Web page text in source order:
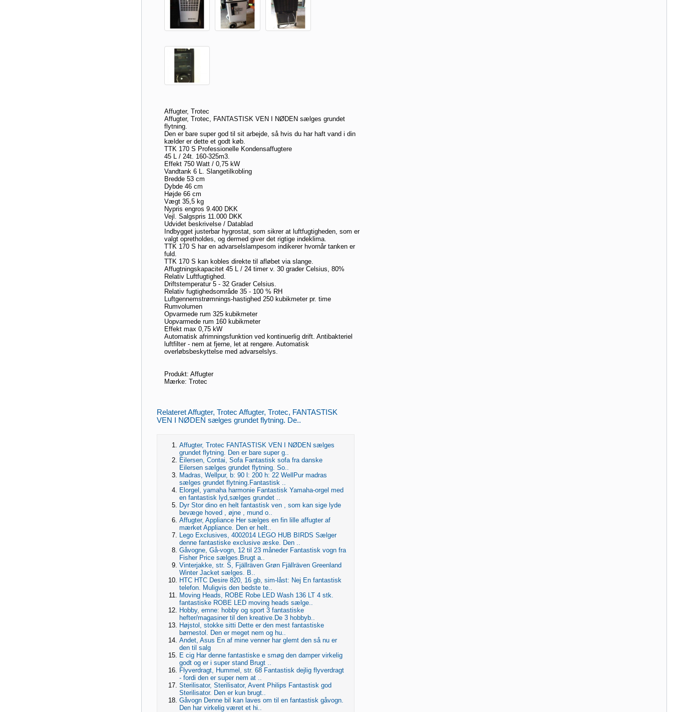
Affugter, Trotec
Affugter, Trotec, FANTASTISK VEN I NØDEN sælges grundet
flytning.
Den er bare super god til sit arbejde, så hvis du har haft vand i din
kælder er dette et godt køb.
TTK 170 S Professionelle Kondensaffugtere
45 L / 24t. 160-325m3.
Effekt 750 Watt / 0,75 kW
Vandtank 6 L. Slangetilkobling
Bredde 53 cm
Dybde 46 cm
Højde 66 cm
Vægt 35,5 kg
Nypris engros 9.400 DKK
Vejl. Salgspris 11.000 DKK
Udvidet beskrivelse / Datablad
Indbygget justerbar hygrostat, som sikrer at luftfugtigheden, som er
valgt opretholdes, og dermed giver det rigtige indeklima.
TTK 170 S har en advarselslampesom indikerer hvornår tanken er
fuld.
TTK 170 S kan kobles direkte til afløbet via slange.
Affugtningskapacitet 45 L / 24 timer v. 30 grader Celsius, 80%
Relativ Luftfugtighed.
Driftstemperatur 5 - 32 Grader Celsius.
Relativ fugtighedsområde 35 - 100 % RH
Luftgennemstrømnings-hastighed 250 kubikmeter pr. time
Rumvolumen
Opvarmede rum 325 kubikmeter
Uopvarmede rum 160 kubikmeter
Effekt max 0,75 kW
Automatisk afrimningsfunktion ved kontinuerlig drift. Antibakteriel
luftfilter - nem at fjerne, let at rengøre. Automatisk
overløbsbeskyttelse med advarselslys.
Produkt: Affugter
Mærke: Trotec
Relateret Affugter, Trotec Affugter, Trotec, FANTASTISK
VEN I NØDEN sælges grundet flytning. De..
Affugter, Trotec FANTASTISK VEN I NØDEN sælges
grundet flytning. Den er bare super g..
Eilersen, Contai, Sofa Fantastisk sofa fra danske
Eilersen sælges grundet flytning. So..
Madras, Wellpur, b: 90 l: 200 h: 22 WellPur madras
sælges grundet flytning.Fantastisk ..
Elorgel, yamaha harmonie Fantastisk Yamaha-orgel med
en fantastisk lyd,sælges grundet ..
Dyr Stor dino en helt fantastisk ven , som kan sige lyde
bevæge hoved , øjne , mund o..
Affugter, Appliance Her sælges en fin lille affugter af
mærket Appliance. Den er helt..
Lego Exclusives, 4002014 LEGO HUB BIRDS Sælger
denne fantastiske exclusive æske. Den ..
Gåvogne, Gå-vogn, 12 til 23 måneder Fantastisk vogn fra
Fisher Price sælges.Brugt a..
Vinterjakke, str. S, Fjällräven Grøn Fjällräven Greenland
Winter Jacket sælges. B..
HTC HTC Desire 820, 16 gb, sim-låst: Nej En fantastisk
telefon. Muligvis den bedste te..
Moving Heads, ROBE Robe LED Wash 136 LT 4 stk.
fantastiske ROBE LED moving heads sælge..
Hobby, emne: hobby og sport 3 fantastiske
hefter/magasiner til den kreative.De 3 hobbyb..
Højstol, stokke sitti Dette er den mest fantastiske
børnestol. Den er meget nem og hu..
Andet, Asus En af mine venner har glemt den så nu er
den til salg
E cig Har denne fantastiske e smøg den damper virkelig
godt og er i super stand Brugt ..
Flyverdragt, Hummel, str. 68 Fantastisk dejlig flyverdragt
- fordi den er super nem at ..
Sterilisator, Sterilisator, Avent Philips Fantastisk god
Sterilisator. Den er kun brugt..
Gåvogn Denne bil kan laves om til en fantastisk gåvogn.
Den har virkelig været et hi..